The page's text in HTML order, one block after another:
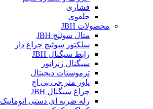
فشاری
حلقوی
محصولات JBH
متال سوئیچ JBH
سلکتور سوئیچ چراغ دار
رابط سیگنال JBH
سیگنال ژنراتور
ترموستات دیجیتال
پاور متر جی بی اچ
چراغ سیگنال JBH
رله ضربه ای دستی اتوماتیک